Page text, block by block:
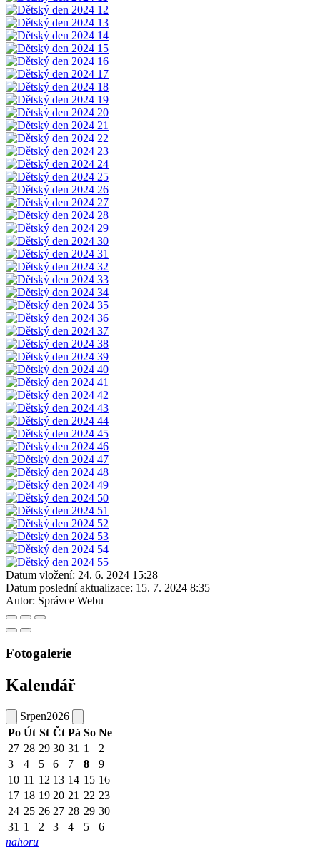
Datum vložení: 24. 6. 2024 15:28
Datum poslední aktualizace: 15. 7. 2024 8:35
Autor: Správce Webu
Fotogalerie
Kalendář
Srpen2026
Po Út St Čt Pá So Ne
27 28 29 30 31 1
2
3
4 5 6 7 8
9
10 11 12 13 14 15 16
17 18 19 20 21 22 23
24 25 26 27 28 29 30
31 1 2 3 4 5
6
nahoru